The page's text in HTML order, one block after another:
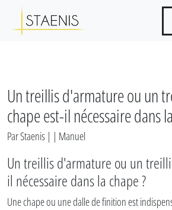
Un treillis d'armature ou un
chape est-il nécessaire dans
Par Staenis | | Manuel
Un treillis d'armature ou un
il nécessaire dans la chape ?
Une chape ou une dalle de finition est